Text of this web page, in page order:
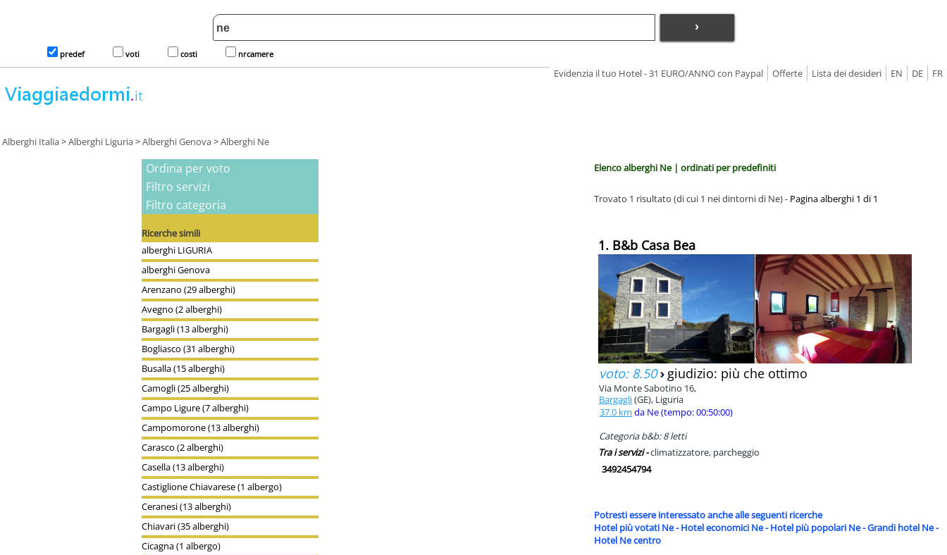
›
predef voti costi nrcamere
FR
DE
EN
Lista dei desideri
Offerte
Evidenzia il tuo Hotel - 31 EURO/ANNO con Paypal
Alberghi Italia>Alberghi Liguria>Alberghi Genova>Alberghi Ne
Elenco alberghi Ne | ordinati per predefiniti
Trovato 1 risultato (di cui 1 nei dintorni di Ne) - Pagina alberghi 1 di 1
1. B&b Casa Bea
voto: 8.50› giudizio: più che ottimo
Via Monte Sabotino 16,
Bargagli(GE), Liguria
37.0 km da Ne (tempo: 00:50:00)
Categoria b&b: 8 letti
Tra i servizi -climatizzatore, parcheggio
3492454794
Potresti essere interessato anche alle seguenti ricerche
Hotel più votati Ne-Hotel economici Ne-Hotel più popolari Ne-Grandi hotel Ne-
Hotel Ne centro
Ordina per voto
Filtro servizi
Filtro categoria
Ricerche simili
alberghi LIGURIA
alberghi Genova
Arenzano (29 alberghi)
Avegno (2 alberghi)
Bargagli (13 alberghi)
Bogliasco (31 alberghi)
Busalla (15 alberghi)
Camogli (25 alberghi)
Campo Ligure (7 alberghi)
Campomorone (13 alberghi)
Carasco (2 alberghi)
Casella (13 alberghi)
Castiglione Chiavarese (1 albergo)
Ceranesi (13 alberghi)
Chiavari (35 alberghi)
Cicagna (1 albergo)